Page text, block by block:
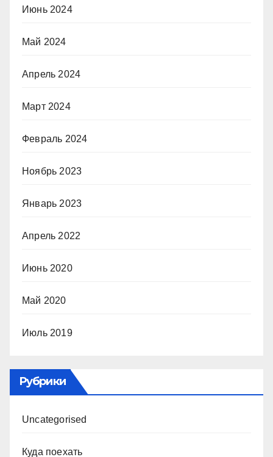
Июнь 2024
Май 2024
Апрель 2024
Март 2024
Февраль 2024
Ноябрь 2023
Январь 2023
Апрель 2022
Июнь 2020
Май 2020
Июль 2019
Рубрики
Uncategorised
Куда поехать